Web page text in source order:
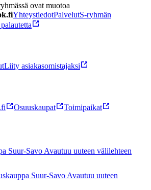
ovat muotoa
YhteystiedotPalvelutS-ryhmän
Liity asiakasomistajaksi
Osuuskaupat Toimipaikat
Suur-Savo Avautuu uuteen välilehteen
Suur-Savo Avautuu uuteen